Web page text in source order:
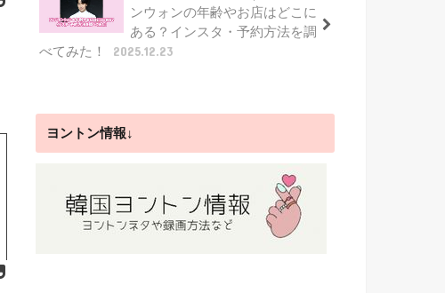
ンウォンの年齢やお店はどこに
ある？インスタ・予約方法を調
べてみた！
2025.12.23
ヨントン情報↓